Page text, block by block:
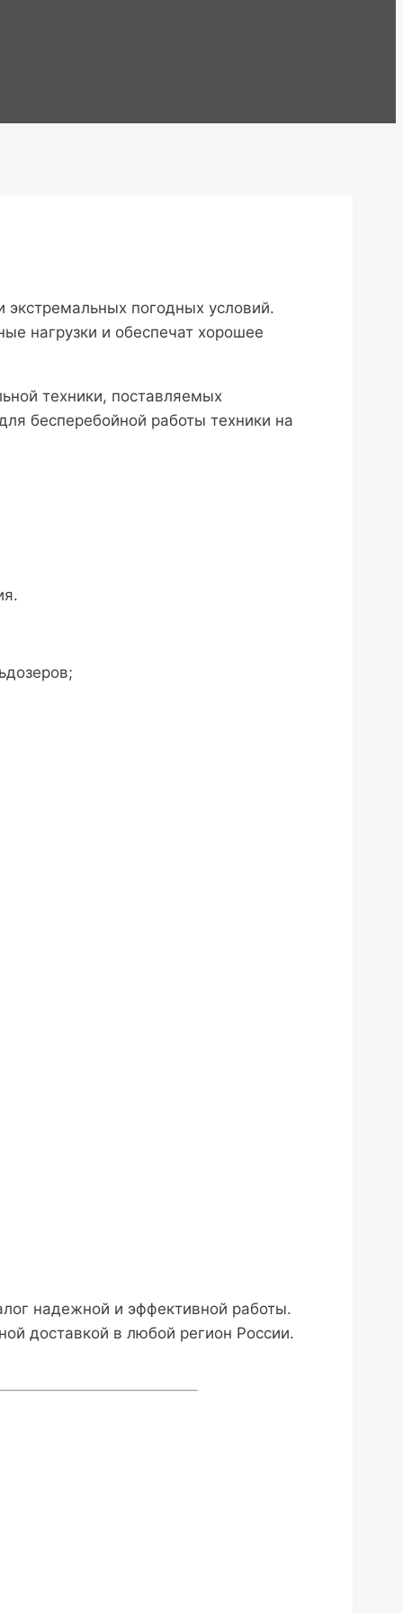
экстремальных погодных условий.
нагрузки и обеспечат хорошее
техники, поставляемых
бесперебойной работы техники на
надежной и эффективной работы.
доставкой в любой регион России.